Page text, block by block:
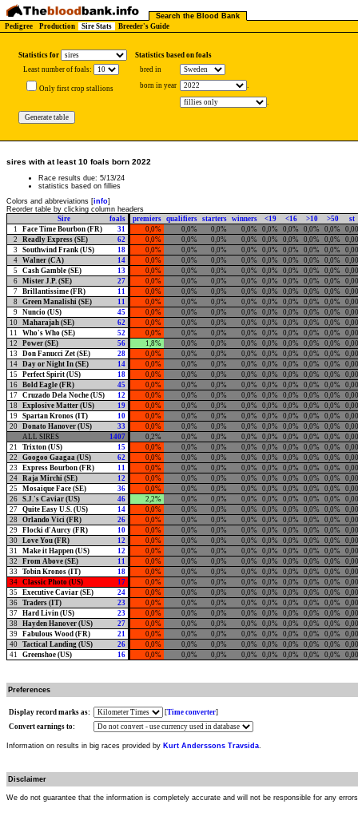
Search the Blood Bank
Pedigree
Production Sire Stats Breeder's Guide
Statistics for
Statistics based on foals
Least number of foals:
bred in
Only first crop stallions born in year .
.
sires with at least 10 foals born 2022
Race results due: 5/13/24
statistics based on fillies
Colors and abbreviations [info]
Reorder table by clicking column headers
Sire
foals premiers qualifiers starters winners <19 <16 >10 >50
st
1
Face Time Bourbon (FR) 31 0,0% 0,0% 0,0% 0,0% 0,0% 0,0% 0,0% 0,0%
0,00
2
Readly Express (SE) 62 0,0% 0,0% 0,0% 0,0% 0,0% 0,0% 0,0% 0,0%
0,00
3
Southwind Frank (US) 18 0,0% 0,0% 0,0% 0,0% 0,0% 0,0% 0,0% 0,0%
0,00
4 Walner (CA) 14 0,0% 0,0% 0,0% 0,0% 0,0% 0,0% 0,0% 0,0%
0,00
5
Cash Gamble (SE) 13 0,0% 0,0% 0,0% 0,0% 0,0% 0,0% 0,0% 0,0%
0,00
6 Mister J.P. (SE) 27 0,0% 0,0% 0,0% 0,0% 0,0% 0,0% 0,0% 0,0%
0,00
7 Brillantissime (FR) 11 0,0% 0,0% 0,0% 0,0% 0,0% 0,0% 0,0% 0,0%
0,00
8
Green Manalishi (SE) 11 0,0% 0,0% 0,0% 0,0% 0,0% 0,0% 0,0% 0,0%
0,00
9 Nuncio (US) 45 0,0% 0,0% 0,0% 0,0% 0,0% 0,0% 0,0% 0,0%
0,00
10 Maharajah (SE) 62 0,0% 0,0% 0,0% 0,0% 0,0% 0,0% 0,0% 0,0%
0,00
11
Who's Who (SE) 52 0,0% 0,0% 0,0% 0,0% 0,0% 0,0% 0,0% 0,0%
0,00
12
Power (SE) 56 1,8% 0,0% 0,0% 0,0% 0,0% 0,0% 0,0% 0,0%
0,00
13
Don Fanucci Zet (SE) 28 0,0% 0,0% 0,0% 0,0% 0,0% 0,0% 0,0% 0,0%
0,00
14 Day or Night In (SE) 14 0,0% 0,0% 0,0% 0,0% 0,0% 0,0% 0,0% 0,0%
0,00
15
Perfect Spirit (US) 18 0,0% 0,0% 0,0% 0,0% 0,0% 0,0% 0,0% 0,0%
0,00
16 Bold Eagle (FR) 45 0,0% 0,0% 0,0% 0,0% 0,0% 0,0% 0,0% 0,0%
0,00
17 Cruzado Dela Noche (US) 12 0,0% 0,0% 0,0% 0,0% 0,0% 0,0% 0,0% 0,0%
0,00
18
Explosive Matter (US) 19 0,0% 0,0% 0,0% 0,0% 0,0% 0,0% 0,0% 0,0%
0,00
19 Spartan Kronos (IT) 10 0,0% 0,0% 0,0% 0,0% 0,0% 0,0% 0,0% 0,0%
0,00
20 Donato Hanover (US) 33 0,0% 0,0% 0,0% 0,0% 0,0% 0,0% 0,0% 0,0%
0,00
ALL SIRES
1407 0,2% 0,0% 0,0% 0,0% 0,0% 0,0% 0,0% 0,0%
0,00
21
Trixton (US) 15 0,0% 0,0% 0,0% 0,0% 0,0% 0,0% 0,0% 0,0%
0,00
22
Googoo Gaagaa (US) 62 0,0% 0,0% 0,0% 0,0% 0,0% 0,0% 0,0% 0,0%
0,00
23
Express Bourbon (FR) 11 0,0% 0,0% 0,0% 0,0% 0,0% 0,0% 0,0% 0,0%
0,00
24 Raja Mirchi (SE) 12 0,0% 0,0% 0,0% 0,0% 0,0% 0,0% 0,0% 0,0%
0,00
25
Mosaique Face (SE) 36 0,0% 0,0% 0,0% 0,0% 0,0% 0,0% 0,0% 0,0%
0,00
26 S.J.'s Caviar (US) 46 2,2% 0,0% 0,0% 0,0% 0,0% 0,0% 0,0% 0,0%
0,00
27 Quite Easy U.S. (US) 14 0,0% 0,0% 0,0% 0,0% 0,0% 0,0% 0,0% 0,0%
0,00
28
Orlando Vici (FR) 26 0,0% 0,0% 0,0% 0,0% 0,0% 0,0% 0,0% 0,0%
0,00
29 Flocki d'Aurcy (FR) 10 0,0% 0,0% 0,0% 0,0% 0,0% 0,0% 0,0% 0,0%
0,00
30 Love You (FR) 12 0,0% 0,0% 0,0% 0,0% 0,0% 0,0% 0,0% 0,0%
0,00
31
Make it Happen (US) 12 0,0% 0,0% 0,0% 0,0% 0,0% 0,0% 0,0% 0,0%
0,00
32
From Above (SE) 11 0,0% 0,0% 0,0% 0,0% 0,0% 0,0% 0,0% 0,0%
0,00
33
Tobin Kronos (IT) 18 0,0% 0,0% 0,0% 0,0% 0,0% 0,0% 0,0% 0,0%
0,00
34 Classic Photo (US) 17 0,0% 0,0% 0,0% 0,0% 0,0% 0,0% 0,0% 0,0%
0,00
35
Executive Caviar (SE) 24 0,0% 0,0% 0,0% 0,0% 0,0% 0,0% 0,0% 0,0%
0,00
36 Traders (IT) 23 0,0% 0,0% 0,0% 0,0% 0,0% 0,0% 0,0% 0,0%
0,00
37 Hard Livin (US) 23 0,0% 0,0% 0,0% 0,0% 0,0% 0,0% 0,0% 0,0%
0,00
38
Hayden Hanover (US) 27 0,0% 0,0% 0,0% 0,0% 0,0% 0,0% 0,0% 0,0%
0,00
39 Fabulous Wood (FR) 21 0,0% 0,0% 0,0% 0,0% 0,0% 0,0% 0,0% 0,0%
0,00
40 Tactical Landing (US) 26 0,0% 0,0% 0,0% 0,0% 0,0% 0,0% 0,0% 0,0%
0,00
41
Greenshoe (US) 16 0,0% 0,0% 0,0% 0,0% 0,0% 0,0% 0,0% 0,0% 0,00
Preferences
Display record marks as: [Time converter]
Convert earnings to:
Information on results in big races provided by Kurt Anderssons Travsida.
Disclaimer
We do not guarantee that the information is completely accurate and will not be responsible for any